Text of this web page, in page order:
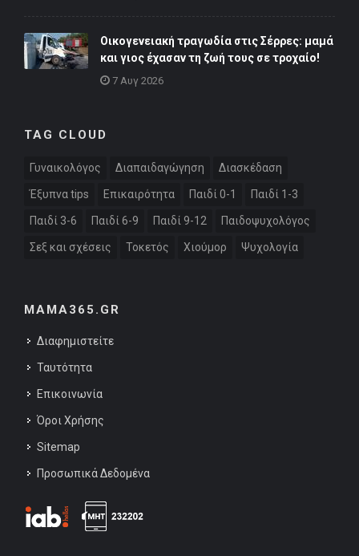
Οικογενειακή τραγωδία στις Σέρρες: μαμά
και γιος έχασαν τη ζωή τους σε τροχαίο!
7 Αυγ 2026
TAG CLOUD
Γυναικολόγος Διαπαιδαγώγηση Διασκέδαση
Έξυπνα tips Επικαιρότητα Παιδί 0-1 Παιδί 1-3
Παιδί 3-6 Παιδί 6-9 Παιδί 9-12 Παιδοψυχολόγος
Σεξ και σχέσεις Τοκετός Χιούμορ Ψυχολογία
MAMA365.GR
Διαφημιστείτε
Ταυτότητα
Επικοινωνία
Όροι Χρήσης
Sitemap
Προσωπικά Δεδομένα